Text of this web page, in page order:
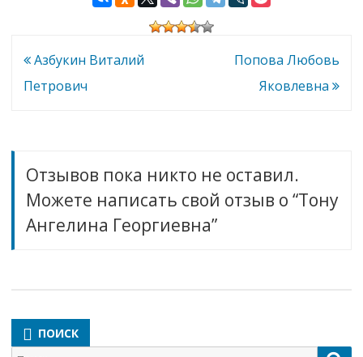
Навигация
по
Азбукин Виталий
Петрович
Попова Любовь
Яковлевна
Отзывов пока никто не оставил.
Можете написать свой отзыв о “Тону
Ангелина Георгиевна”
ПОИСК